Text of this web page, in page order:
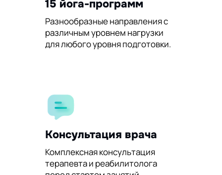
15 йога-программ
Разнообразные направления с
различным уровнем нагрузки
для любого уровня подготовки.
Консультация врача
Комплексная консультация
терапевта и реабилитолога